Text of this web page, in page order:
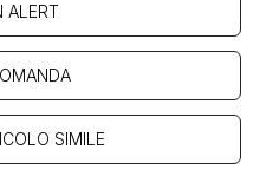
ALERT
SIMILE